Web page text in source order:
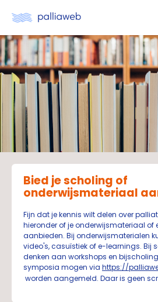
Bied je scholing of
onderwijsmateriaal
Fijn dat je kennis wilt delen over
hieronder of je onderwijsmateriaal of
aanbieden. Bij onderwijsmaterialen
video's, casuïstiek of e-learnings. Bij
denken aan workshops en
symposia mogen via https://
worden aangemeld. Daar is geen